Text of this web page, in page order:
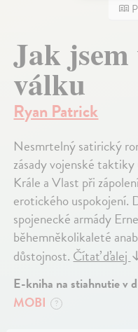
Jak
válku
Ryan Patrick
Nesmrtelný satirický
zásady vojenské
Krále a Vlast při
erotického uspokojení.
spojenecké armády
běhemněkolikaleté
důstojnost.Čítať ďalej
E-kniha na stiahnutie v
MOBI
?